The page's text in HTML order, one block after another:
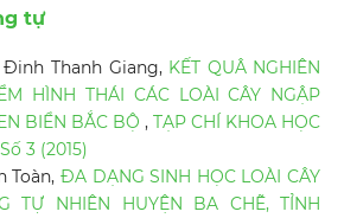
tự
Thanh Giang, KẾT QUÂ NGHIÊN
HÌNH THÁI CÁC LOÀI CÂY NGẬP
BIỂN BẮC BỘ,TẠP CHÍ KHOA HỌC
3 (2015)
Toàn, ĐA DẠNG SINH HỌC LOÀI CÂY
TỰ NHIÊN HUYỆN BA CHẼ, TỈNH